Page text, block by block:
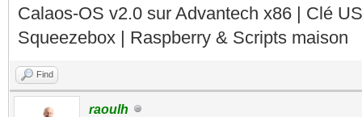
Calaos-OS v2.0 sur Advantech x86 | Clé
Squeezebox | Raspberry & Scripts maison
Find
raoulh